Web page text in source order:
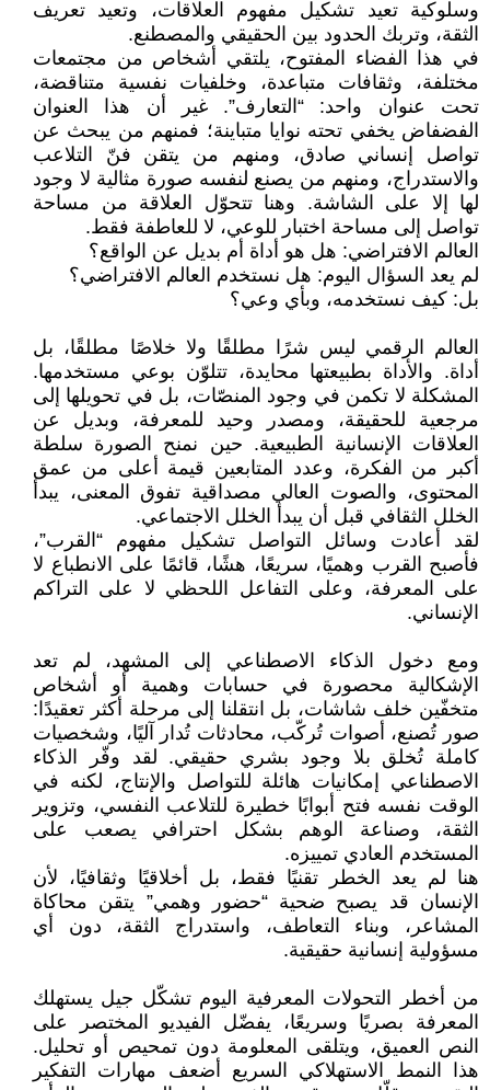
وسلوكية تعيد تشكيل مفهوم العلاقات، وتعيد تعريف
الثقة، وتربك الحدود بين الحقيقي والمصطنع.
في هذا الفضاء المفتوح، يلتقي أشخاص من مجتمعات
مختلفة، وثقافات متباعدة، وخلفيات نفسية متناقضة،
تحت عنوان واحد: “التعارف”. غير أن هذا العنوان
الفضفاض يخفي تحته نوايا متباينة؛ فمنهم من يبحث عن
تواصل إنساني صادق، ومنهم من يتقن فنّ التلاعب
والاستدراج، ومنهم من يصنع لنفسه صورة مثالية لا وجود
لها إلا على الشاشة. وهنا تتحوّل العلاقة من مساحة
تواصل إلى مساحة اختبار للوعي، لا للعاطفة فقط.
العالم الافتراضي: هل هو أداة أم بديل عن الواقع؟
لم يعد السؤال اليوم: هل نستخدم العالم الافتراضي؟
بل: كيف نستخدمه، وبأي وعي؟
العالم الرقمي ليس شرًا مطلقًا ولا خلاصًا مطلقًا، بل
أداة. والأداة بطبيعتها محايدة، تتلوّن بوعي مستخدمها.
المشكلة لا تكمن في وجود المنصّات، بل في تحويلها إلى
مرجعية للحقيقة، ومصدر وحيد للمعرفة، وبديل عن
العلاقات الإنسانية الطبيعية. حين نمنح الصورة سلطة
أكبر من الفكرة، وعدد المتابعين قيمة أعلى من عمق
المحتوى، والصوت العالي مصداقية تفوق المعنى، يبدأ
الخلل الثقافي قبل أن يبدأ الخلل الاجتماعي.
لقد أعادت وسائل التواصل تشكيل مفهوم “القرب”،
فأصبح القرب وهميًا، سريعًا، هشًا، قائمًا على الانطباع لا
على المعرفة، وعلى التفاعل اللحظي لا على التراكم
الإنساني.
ومع دخول الذكاء الاصطناعي إلى المشهد، لم تعد
الإشكالية محصورة في حسابات وهمية أو أشخاص
متخفّين خلف شاشات، بل انتقلنا إلى مرحلة أكثر تعقيدًا:
صور تُصنع، أصوات تُركّب، محادثات تُدار آليًا، وشخصيات
كاملة تُخلق بلا وجود بشري حقيقي. لقد وفّر الذكاء
الاصطناعي إمكانيات هائلة للتواصل والإنتاج، لكنه في
الوقت نفسه فتح أبوابًا خطيرة للتلاعب النفسي، وتزوير
الثقة، وصناعة الوهم بشكل احترافي يصعب على
المستخدم العادي تمييزه.
هنا لم يعد الخطر تقنيًا فقط، بل أخلاقيًا وثقافيًا، لأن
الإنسان قد يصبح ضحية “حضور وهمي” يتقن محاكاة
المشاعر، وبناء التعاطف، واستدراج الثقة، دون أي
مسؤولية إنسانية حقيقية.
من أخطر التحولات المعرفية اليوم تشكّل جيل يستهلك
المعرفة بصريًا وسريعًا، يفضّل الفيديو المختصر على
النص العميق، ويتلقى المعلومة دون تمحيص أو تحليل.
هذا النمط الاستهلاكي السريع أضعف مهارات التفكير